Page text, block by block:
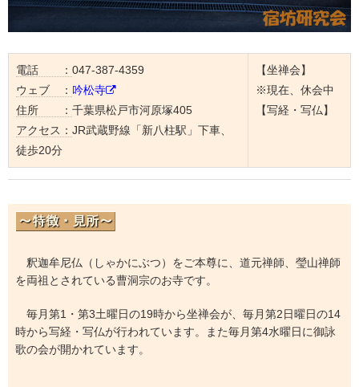
電話 ： 047-387-4359
ウェブ ： 吟松寺
住所 ： 千葉県松戸市河原塚405
アクセス： JR武蔵野線「新八柱駅」下車、
徒歩20分
【坐禅会】
※現在、休会中
【写経・写仏】
釈迦牟尼仏（しゃかにぶつ）をご本尊に、道元禅師、瑩山禅師
を両祖とされている曹洞宗のお寺です。
毎月第1・第3土曜日の19時から坐禅会が、毎月第2日曜日の14
時から写経・写仏が行われています。また毎月第4水曜日に御詠
歌の会が開かれています。